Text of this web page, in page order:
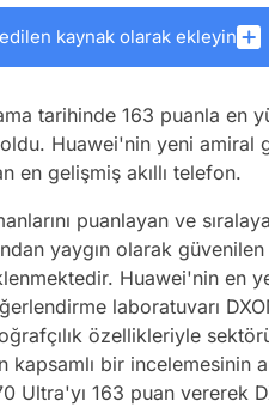
kaynak olarak ekleyin
tarihinde 163 puanla en
oldu. Huawei'nin yeni
en gelişmiş akıllı telefon.
puanlayan ve
yaygın olarak
Huawei'nin en
laboratuvarı
özellikleriyle
kapsamlı bir incelemesinin
Ultra'yı 163 puan vererek